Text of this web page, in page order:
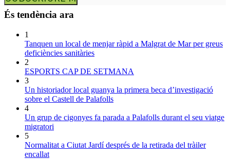
És tendència ara
1
Tanquen un local de menjar ràpid a Malgrat de Mar per greus
deficiències sanitàries
2
ESPORTS CAP DE SETMANA
3
Un historiador local guanya la primera beca d’investigació
sobre el Castell de Palafolls
4
Un grup de cigonyes fa parada a Palafolls durant el seu viatge
migratori
5
Normalitat a Ciutat Jardí després de la retirada del tràiler
encallat